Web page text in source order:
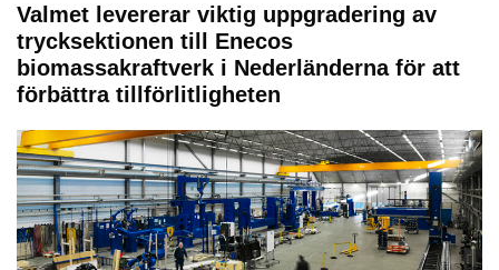
Valmet levererar viktig uppgradering av
trycksektionen till Enecos
biomassakraftverk i Nederländerna för att
förbättra tillförlitligheten